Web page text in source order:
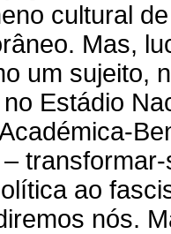
cultural
Mas,
um sujeito,
Estádio
ao
nós.